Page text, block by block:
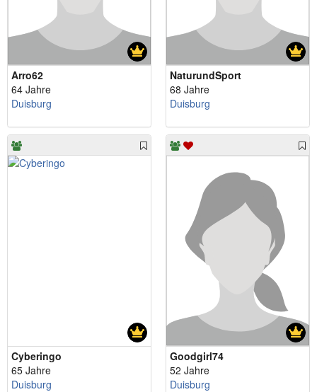
Arro62
64 Jahre
Duisburg
NaturundSport
68 Jahre
Duisburg
Cyberingo
65 Jahre
Duisburg
Goodgirl74
52 Jahre
Duisburg